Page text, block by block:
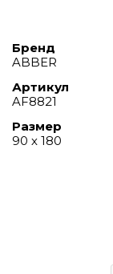
Бренд
ABBER
Артикул
AF8821
Размер
90 х 180